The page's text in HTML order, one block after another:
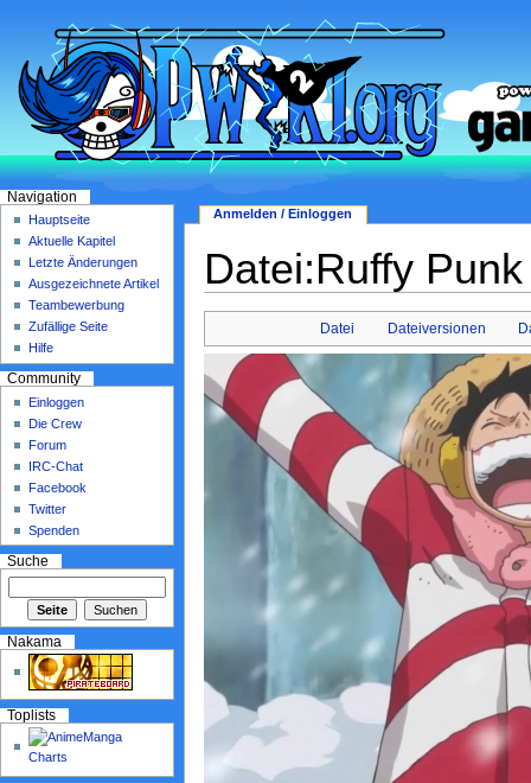
Datei:Ruffy
Datei Dateiversionen
Anmelden / Einloggen
Navigation
Hauptseite
Aktuelle Kapitel
Letzte Änderungen
Ausgezeichnete Artikel
Teambewerbung
Zufällige Seite
Hilfe
Community
Einloggen
Die Crew
Forum
IRC-Chat
Facebook
Twitter
Spenden
Suche
Nakama
Toplists